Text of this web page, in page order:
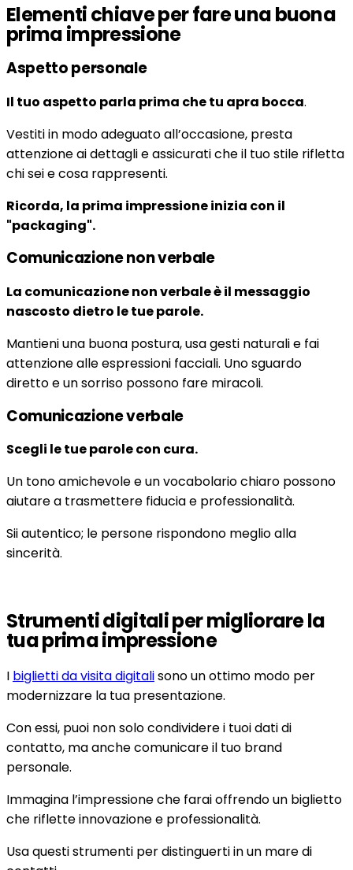
Elementi chiave per fare una buona
prima impressione
Aspetto personale
Il tuo aspetto parla prima che tu apra bocca.
Vestiti in modo adeguato all’occasione, presta
attenzione ai dettagli e assicurati che il tuo stile rifletta
chi sei e cosa rappresenti.
Ricorda, la prima impressione inizia con il
"packaging".
Comunicazione non verbale
La comunicazione non verbale è il messaggio
nascosto dietro le tue parole.
Mantieni una buona postura, usa gesti naturali e fai
attenzione alle espressioni facciali. Uno sguardo
diretto e un sorriso possono fare miracoli.
Comunicazione verbale
Scegli le tue parole con cura.
Un tono amichevole e un vocabolario chiaro possono
aiutare a trasmettere fiducia e professionalità.
Sii autentico; le persone rispondono meglio alla
sincerità.
Strumenti digitali per migliorare la
tua prima impressione
I biglietti da visita digitalisono un ottimo modo per
modernizzare la tua presentazione.
Con essi, puoi non solo condividere i tuoi dati di
contatto, ma anche comunicare il tuo brand
personale.
Immagina l’impressione che farai offrendo un biglietto
che riflette innovazione e professionalità.
Usa questi strumenti per distinguerti in un mare di